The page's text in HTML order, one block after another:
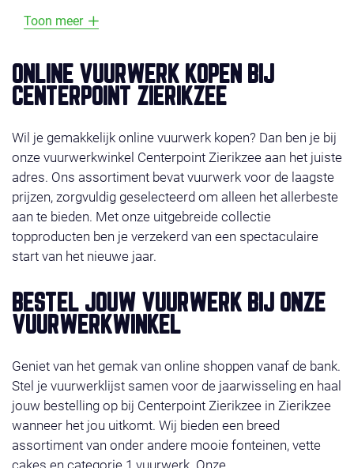
Toon meer
ONLINE VUURWERK KOPEN BIJ
CENTERPOINT ZIERIKZEE
Wil je gemakkelijk online vuurwerk kopen? Dan ben je bij
onze vuurwerkwinkel Centerpoint Zierikzee aan het juiste
adres. Ons assortiment bevat vuurwerk voor de laagste
prijzen, zorgvuldig geselecteerd om alleen het allerbeste
aan te bieden. Met onze uitgebreide collectie
topproducten ben je verzekerd van een spectaculaire
start van het nieuwe jaar.
BESTEL JOUW VUURWERK BIJ ONZE
VUURWERKWINKEL
Geniet van het gemak van online shoppen vanaf de bank.
Stel je vuurwerklijst samen voor de jaarwisseling en haal
jouw bestelling op bij Centerpoint Zierikzee in Zierikzee
wanneer het jou uitkomt. Wij bieden een breed
assortiment van onder andere mooie fonteinen, vette
cakes en categorie 1 vuurwerk. Onze